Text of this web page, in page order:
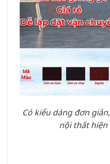
Có kiểu dáng đơn
nội thất hiện